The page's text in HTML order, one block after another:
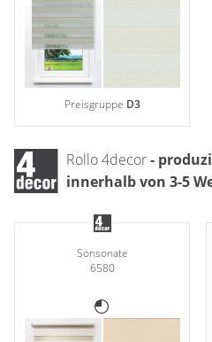
Gardinenstange
Stoffe
Panneaux
Preisgruppe D3
Rollo 4decor-
innerhalb von 3-5
Sonsonate
6580